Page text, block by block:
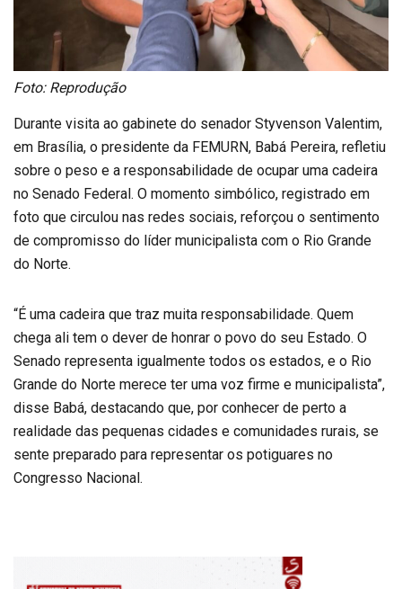
Foto: Reprodução
Durante visita ao gabinete do senador Styvenson Valentim,
em Brasília, o presidente da FEMURN, Babá Pereira, refletiu
sobre o peso e a responsabilidade de ocupar uma cadeira
no Senado Federal. O momento simbólico, registrado em
foto que circulou nas redes sociais, reforçou o sentimento
de compromisso do líder municipalista com o Rio Grande
do Norte.
“É uma cadeira que traz muita responsabilidade. Quem
chega ali tem o dever de honrar o povo do seu Estado. O
Senado representa igualmente todos os estados, e o Rio
Grande do Norte merece ter uma voz firme e municipalista”,
disse Babá, destacando que, por conhecer de perto a
realidade das pequenas cidades e comunidades rurais, se
sente preparado para representar os potiguares no
Congresso Nacional.